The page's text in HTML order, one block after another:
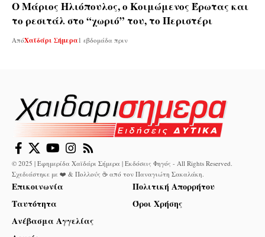
Ο Μάριος Ηλιόπουλος, ο Κοιμώμενος Έρωτας και
το ρεσιτάλ στο “χωριό” του, το Περιστέρι
ΑπόΧαϊδάρι Σήμερα 1 εβδομάδα πριν
© 2025 | Εφημερίδα Χαϊδάρι Σήμερα | Εκδόσεις Φηγός - All Rights Reserved.
Σχεδιάστηκε με ❤️ & Πολλούς ☕ από τον Παναγιώτη Σακαλάκη.
Επικοινωνία
Ταυτότητα
Ανέβασμα Αγγελίας
Πολιτική Απορρήτου
Όροι Χρήσης